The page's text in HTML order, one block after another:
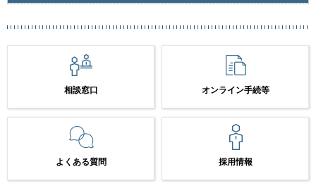
相談窓口 オンライン手続等
よくある質問 採用情報